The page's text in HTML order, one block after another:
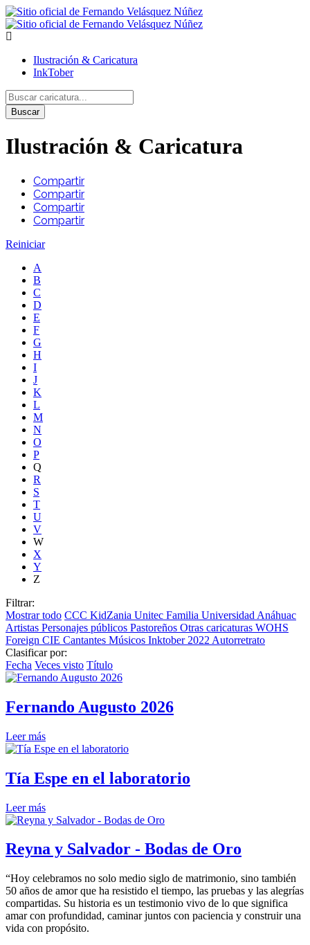
Ilustración & Caricatura
InkTober
Buscar
Ilustración & Caricatura
Compartir
Compartir
Compartir
Compartir
Reiniciar
A
B
C
D
E
F
G
H
I
J
K
L
M
N
O
P
Q
R
S
T
U
V
W
X
Y
Z
Filtrar:
Mostrar todo CCC KidZania Unitec Familia Universidad Anáhuac
Artistas Personajes públicos Pastoreños Otras caricaturas WOHS
Foreign CIE Cantantes Músicos Inktober 2022 Autorretrato
Clasificar por:
Fecha Veces visto Título
Fernando Augusto 2026
Leer más
Tía Espe en el laboratorio
Leer más
Reyna y Salvador - Bodas de Oro
“Hoy celebramos no solo medio siglo de matrimonio, sino también
50 años de amor que ha resistido el tiempo, las pruebas y las alegrías
compartidas. Su historia es un testimonio vivo de lo que significa
amar con profundidad, caminar juntos con paciencia y construir una
vida con propósito.